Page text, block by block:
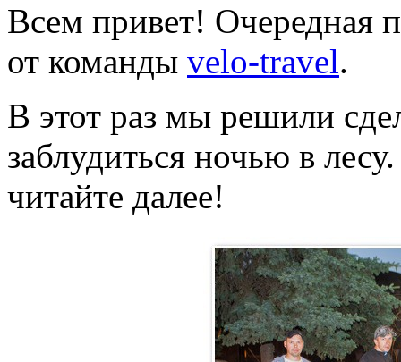
Всем привет! Очередная
от команды velo-travel.
В этот раз мы решили
заблудиться ночью в
читайте далее!